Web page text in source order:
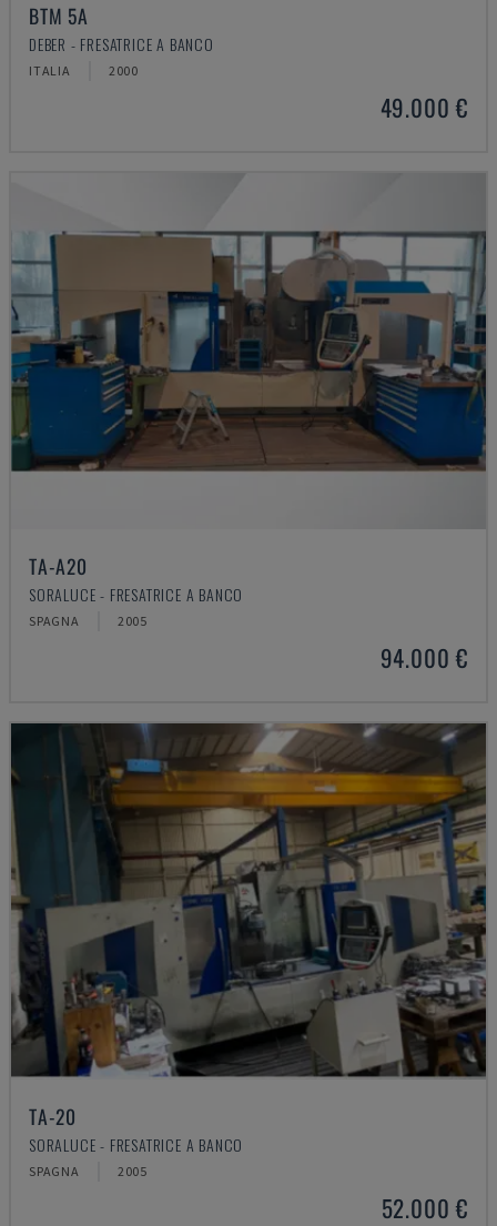
BTM 5A
DEBER - FRESATRICE A BANCO
ITALIA 2000
49.000 €
TA-A20
SORALUCE - FRESATRICE A BANCO
SPAGNA 2005
94.000 €
TA-20
SORALUCE - FRESATRICE A BANCO
SPAGNA 2005
52.000 €